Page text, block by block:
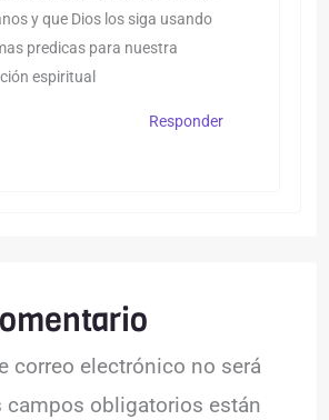
y que Dios los siga usando
predicas para nuestra
espiritual
Responder
correo electrónico no será
campos obligatorios están